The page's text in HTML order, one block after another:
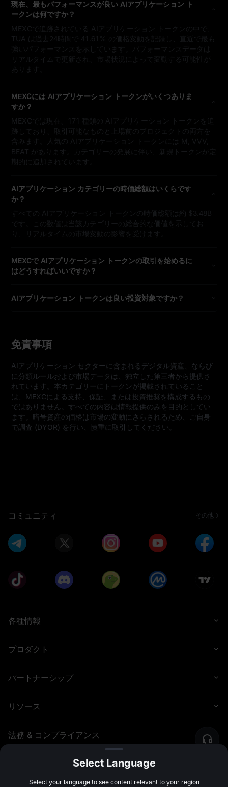
現在、最もパフォーマンスが良い AIアプリケーション ト
ークンは何ですか？
MEXCで追跡されている AIアプリケーション トークンの中で、
TUA は過去24時間で 41.61% の価格変動を記録し、直近で最も
強いパフォーマンスを示しています。パフォーマンスデータは
リアルタイムで更新され、市場状況によって変動する可能性が
あります。
MEXCには AIアプリケーション トークンがいくつありま
すか？
MEXCでは現在、171 種類の AIアプリケーション トークンを追
跡しており、取引可能なものと上場前のプロジェクトの両方を
含みます。人気の AIアプリケーション トークンには M, VVV,
BEAT があります。カテゴリーの発展に伴い、新規トークンが定
期的に追加されています。
AIアプリケーション カテゴリーの時価総額はいくらです
か？
すべての AIアプリケーション トークンの時価総額は約 $3.48B
です。この数値は当該カテゴリーの総合的な価値を示してお
り、リアルタイムの市場変動の影響を受けます。
MEXCで AIアプリケーション トークンの取引を始めるに
はどうすればいいですか？
AIアプリケーション トークンは良い投資対象ですか？
免責事項
AIアプリケーション セクターに含まれるデジタル資産、ならび
に分類ルールおよび市場データは、独立した第三者から提供さ
れています。本カテゴリーにトークンが掲載されていること
は、MEXCによる支持、保証、または投資推奨を構成するもの
ではありません。すべての内容は情報提供のみを目的としてい
ます。暗号資産の価格は市場の変動にさらされるため、ご自身
で調査 (DYOR) を行い、慎重に取引してください。
コミュニティ その他
各種情報
プロダクト
パートナーシップ
リソース
法務 & コンプライアンス
©2026 MEXC.COM
Select Language
Select your language to see content relevant to your region